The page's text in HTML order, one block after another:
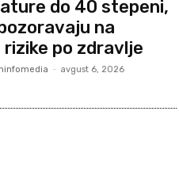
do 40 stepeni,
na
rizike po zdravlje
- avgust 6, 2026